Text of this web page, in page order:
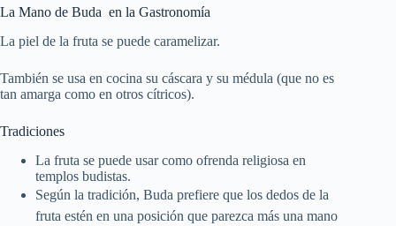
La Mano de Buda en la Gastronomía
La piel de la fruta se puede caramelizar.
También se usa en cocina su cáscara y su médula (que no es
tan amarga como en otros cítricos).
Tradiciones
La fruta se puede usar como ofrenda religiosa en
templos budistas.
Según la tradición, Buda prefiere que los dedos de la
fruta estén en una posición que parezca más una mano